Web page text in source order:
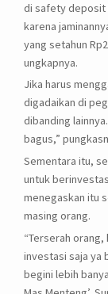
di safety deposit
karena
yang setahun
ungkapnya.
Jika harus
digadaikan di
dibanding
bagus,”
Sementara itu,
untuk
menegaskan itu
masing orang.
“Terserah orang,
investasi saja ya
begini lebih